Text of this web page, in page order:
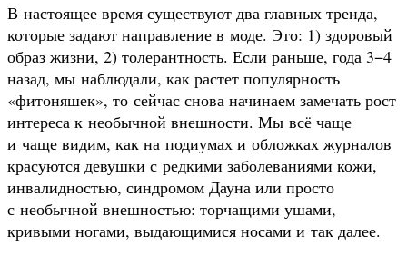
В настоящее время существуют два главных тренда,
которые задают направление в моде. Это: 1) здоровый
образ жизни, 2) толерантность. Если раньше, года 3−4
назад, мы наблюдали, как растет популярность
«фитоняшек», то сейчас снова начинаем замечать рост
интереса к необычной внешности. Мы всё чаще
и чаще видим, как на подиумах и обложках журналов
красуются девушки с редкими заболеваниями кожи,
инвалидностью, синдромом Дауна или просто
с необычной внешностью: торчащими ушами,
кривыми ногами, выдающимися носами и так далее.